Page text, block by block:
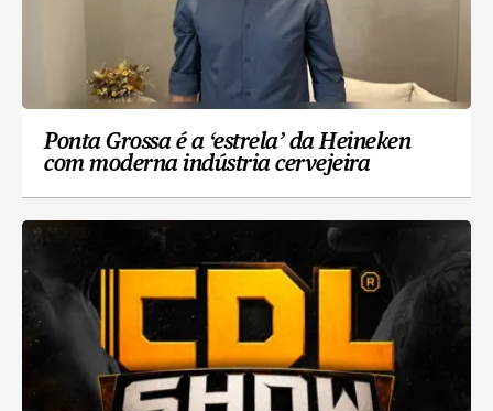
Ponta Grossa é a ‘estrela’ da Heineken
com moderna indústria cervejeira